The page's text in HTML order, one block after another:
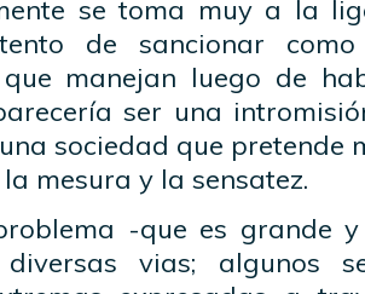
se toma muy a la
de sancionar
que manejan luego de
ser una
sociedad que pretende
mesura y la sensatez.
-que es grande
vias; algunos